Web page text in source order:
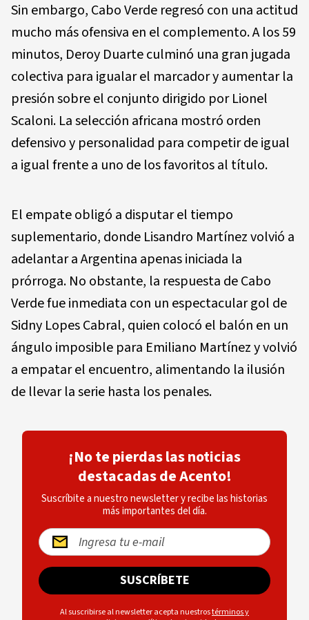
Sin embargo, Cabo Verde regresó con una actitud
mucho más ofensiva en el complemento. A los 59
minutos, Deroy Duarte culminó una gran jugada
colectiva para igualar el marcador y aumentar la
presión sobre el conjunto dirigido por Lionel
Scaloni. La selección africana mostró orden
defensivo y personalidad para competir de igual
a igual frente a uno de los favoritos al título.
El empate obligó a disputar el tiempo
suplementario, donde Lisandro Martínez volvió a
adelantar a Argentina apenas iniciada la
prórroga. No obstante, la respuesta de Cabo
Verde fue inmediata con un espectacular gol de
Sidny Lopes Cabral, quien colocó el balón en un
ángulo imposible para Emiliano Martínez y volvió
a empatar el encuentro, alimentando la ilusión
de llevar la serie hasta los penales.
¡No te pierdas las noticias
destacadas de Acento!
Suscríbite a nuestro newsletter y recibe las historias
más importantes del día.
SUSCRÍBETE
Al suscribirse al newsletter acepta nuestrostérminos y